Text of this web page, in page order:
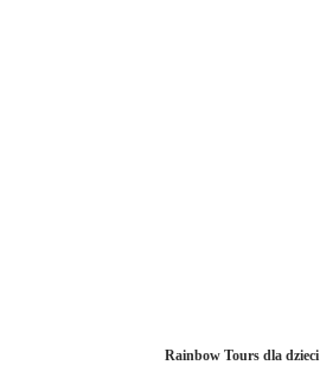
Rainbow Tours dla dzieci